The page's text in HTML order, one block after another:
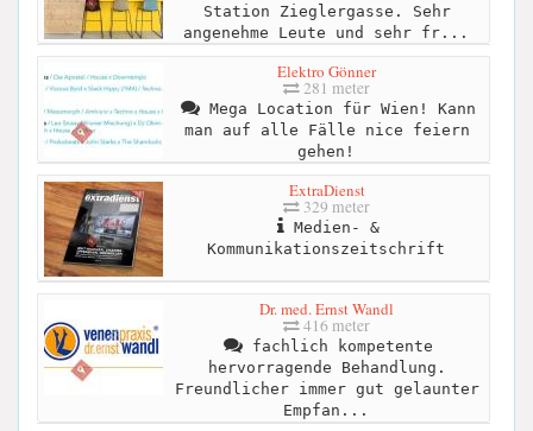
Station Zieglergasse. Sehr
angenehme Leute und sehr fr...
Elektro Gönner
281 meter
Mega Location für Wien! Kann
man auf alle Fälle nice feiern
gehen!
ExtraDienst
329 meter
Medien- &
Kommunikationszeitschrift
Dr. med. Ernst Wandl
416 meter
fachlich kompetente
hervorragende Behandlung.
Freundlicher immer gut gelaunter
Empfan...